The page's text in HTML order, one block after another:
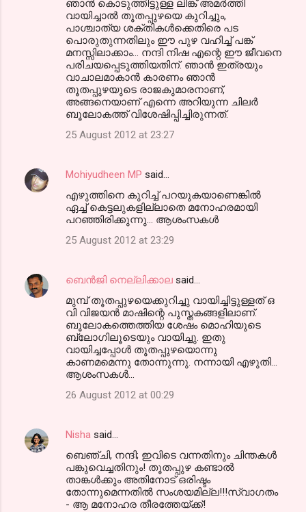
ഞാൻ കൊടുത്തിട്ടുള്ള ലിങ്ക് അമർത്തി
വായിച്ചാൽ തൂതപ്പുഴയെ കുറിച്ചും,
പാശ്ചാത്യ ശക്തികൾക്കെതിരെ പട
പൊരുതുന്നതിലും ഈ പുഴ വഹിച്ച് പങ്ക്
മനസ്സിലാക്കാം... നന്ദി നിഷ എന്റെ ഈ ജീവനെ
പരിചയപ്പെടുത്തിയതിന്. ഞാൻ ഇത്രയും
വാചാലമാകാൻ കാരണം ഞാൻ
തൂതപ്പുഴയുടെ രാജകുമാരനാണ്,
അങ്ങനെയാണ് എന്നെ അറിയുന്ന ചിലർ
ബൂലോകത്ത് വിശേഷിപ്പിച്ചിരുന്നത്.
25 August 2012 at 23:27
Mohiyudheen MP said…
എഴുത്തിനെ കുറിച്ച് പറയുകയാണെങ്കിൽ
ഏച്ച് കെട്ടലുകളില്ലാതെ മനോഹരമായി
പറഞ്ഞിരിക്കുന്നു... ആശംസകൾ
25 August 2012 at 23:29
ബെന്‍ജി നെല്ലിക്കാല said…
മുമ്പ് തൂതപ്പുഴയെക്കുറിച്ചു വായിച്ചിട്ടുള്ളത് ഒ
വി വിജയന്‍ മാഷിന്റെ പുസ്തകങ്ങളിലാണ്.
ബൂലോകത്തെത്തിയ ശേഷം മൊഹിയുടെ
ബ്ലോഗിലൂടെയും വായിച്ചു. ഇതു
വായിച്ചപ്പോള്‍ തൂതപ്പുഴയൊന്നു
കാണമമെന്നു തോന്നുന്നു. നന്നായി എഴുതി...
ആശംസകള്‍...
26 August 2012 at 00:29
Nisha said…
ബെഞ്ചി, നന്ദി; ഇവിടെ വന്നതിനും ചിന്തകള്‍
പങ്കുവെച്ചതിനും! തൂതപ്പുഴ കണ്ടാല്‍
താങ്കള്‍ക്കും അതിനോട് ഒരിഷ്ടം
തോന്നുമെന്നതില്‍ സംശയമില്ല!!!സ്വാഗതം
- ആ മനോഹര തീരത്തേയ്ക്ക്!